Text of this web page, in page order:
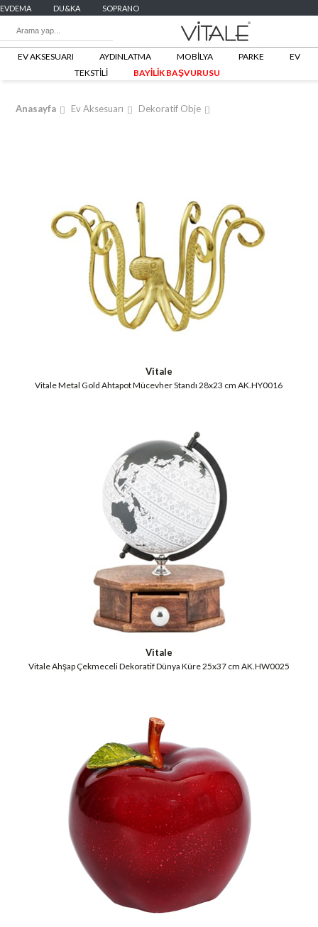
EVDEMA DU&KA SOPRANO
EV AKSESUARI AYDINLATMA MOBİLYA PARKE
EV
TEKSTİLİ
BAYİLİK BAŞVURUSU
Dekoratif Obje
Ev Aksesuarı
Anasayfa
Vitale
Vitale Metal Gold Ahtapot Mücevher Standı 28x23 cm AK.HY0016
Vitale
Vitale Ahşap Çekmeceli Dekoratif Dünya Küre 25x37 cm AK.HW0025